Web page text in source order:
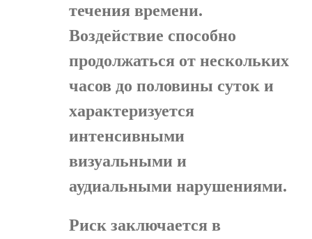
течения времени.
Воздействие способно
продолжаться от нескольких
часов до половины суток и
характеризуется
интенсивными
визуальными и
аудиальными нарушениями.
Риск заключается в